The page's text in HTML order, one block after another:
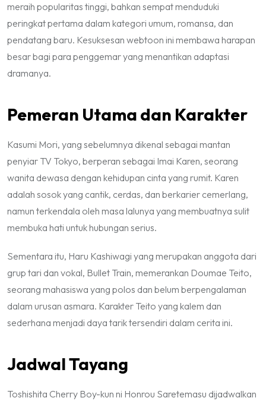
meraih popularitas tinggi, bahkan sempat menduduki
peringkat pertama dalam kategori umum, romansa, dan
pendatang baru. Kesuksesan webtoon ini membawa harapan
besar bagi para penggemar yang menantikan adaptasi
dramanya.
Pemeran Utama dan Karakter
Kasumi Mori, yang sebelumnya dikenal sebagai mantan
penyiar TV Tokyo, berperan sebagai Imai Karen, seorang
wanita dewasa dengan kehidupan cinta yang rumit. Karen
adalah sosok yang cantik, cerdas, dan berkarier cemerlang,
namun terkendala oleh masa lalunya yang membuatnya sulit
membuka hati untuk hubungan serius.
Sementara itu, Haru Kashiwagi yang merupakan anggota dari
grup tari dan vokal, Bullet Train, memerankan Doumae Teito,
seorang mahasiswa yang polos dan belum berpengalaman
dalam urusan asmara. Karakter Teito yang kalem dan
sederhana menjadi daya tarik tersendiri dalam cerita ini.
Jadwal Tayang
Toshishita Cherry Boy-kun ni Honrou Saretemasu dijadwalkan